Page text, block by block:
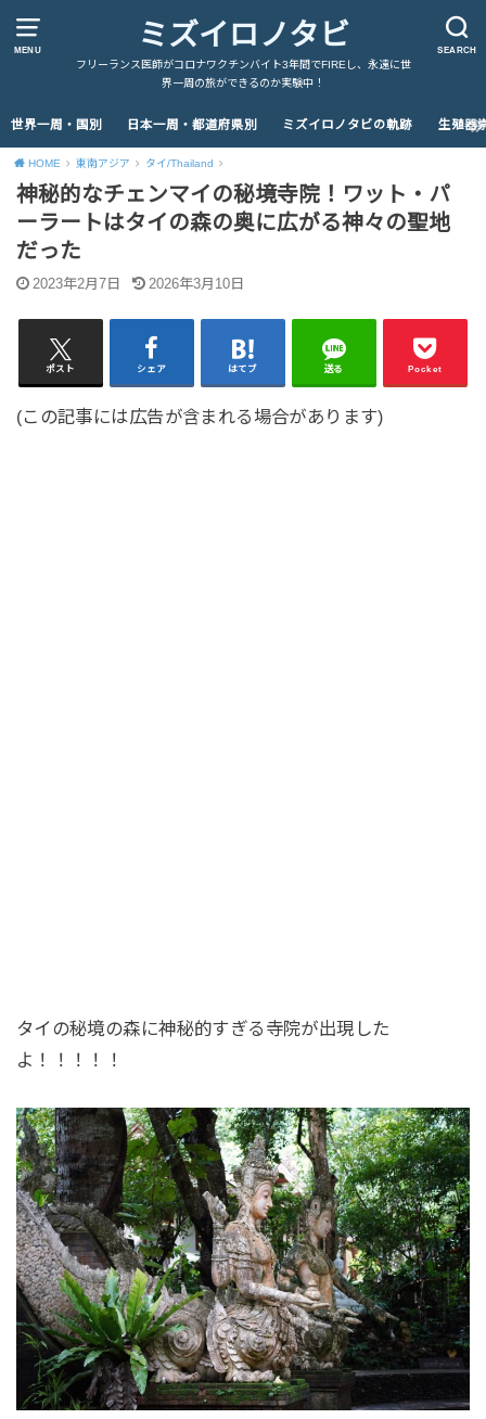
MENU SEARCH
ミズイロノタビ
フリーランス医師がコロナワクチンバイト3年間でFIREし、永遠に世
界一周の旅ができるのか実験中！
世界一周・国別 日本一周・都道府県別 ミズイロノタビの軌跡 生殖器
HOME 東南アジア タイ/Thailand
神秘的なチェンマイの秘境寺院！ワット・パ
ーラートはタイの森の奥に広がる神々の聖地
だった
2023年2月7日 2026年3月10日
ポスト シェア はてブ 送る Pocket
(この記事には広告が含まれる場合があります)
タイの秘境の森に神秘的すぎる寺院が出現した
よ！！！！！